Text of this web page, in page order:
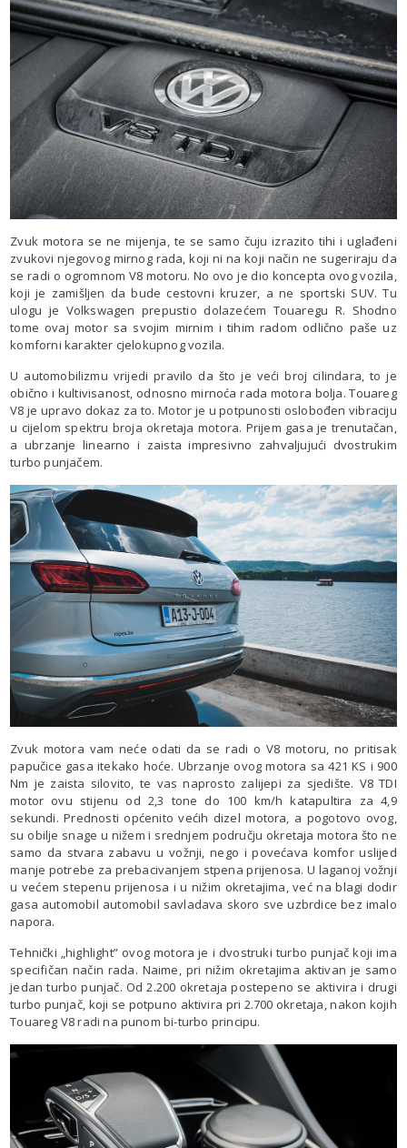
Zvuk motora se ne mijenja, te se samo čuju izrazito tihi i uglađeni
zvukovi njegovog mirnog rada, koji ni na koji način ne sugeriraju da
se radi o ogromnom V8 motoru. No ovo je dio koncepta ovog vozila,
koji je zamišljen da bude cestovni kruzer, a ne sportski SUV. Tu
ulogu je Volkswagen prepustio dolazećem Touaregu R. Shodno
tome ovaj motor sa svojim mirnim i tihim radom odlično paše uz
komforni karakter cjelokupnog vozila.
U automobilizmu vrijedi pravilo da što je veći broj cilindara, to je
obično i kultivisanost, odnosno mirnoća rada motora bolja. Touareg
V8 je upravo dokaz za to. Motor je u potpunosti oslobođen vibraciju
u cijelom spektru broja okretaja motora. Prijem gasa je trenutačan,
a ubrzanje linearno i zaista impresivno zahvaljujući dvostrukim
turbo punjačem.
Zvuk motora vam neće odati da se radi o V8 motoru, no pritisak
papučice gasa itekako hoće. Ubrzanje ovog motora sa 421 KS i 900
Nm je zaista silovito, te vas naprosto zalijepi za sjedište. V8 TDI
motor ovu stijenu od 2,3 tone do 100 km/h katapultira za 4,9
sekundi. Prednosti općenito većih dizel motora, a pogotovo ovog,
su obilje snage u nižem i srednjem području okretaja motora što ne
samo da stvara zabavu u vožnji, nego i povećava komfor uslijed
manje potrebe za prebacivanjem stpena prijenosa. U laganoj vožnji
u većem stepenu prijenosa i u nižim okretajima, već na blagi dodir
gasa automobil automobil savladava skoro sve uzbrdice bez imalo
napora.
Tehnički „highlight” ovog motora je i dvostruki turbo punjač koji ima
specifičan način rada. Naime, pri nižim okretajima aktivan je samo
jedan turbo punjač. Od 2.200 okretaja postepeno se aktivira i drugi
turbo punjač, koji se potpuno aktivira pri 2.700 okretaja, nakon kojih
Touareg V8 radi na punom bi-turbo principu.